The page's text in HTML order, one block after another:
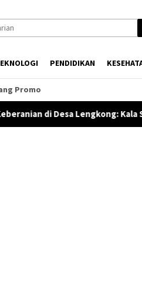
PENDIDIKAN
Promo
Kala Senja Berdarah